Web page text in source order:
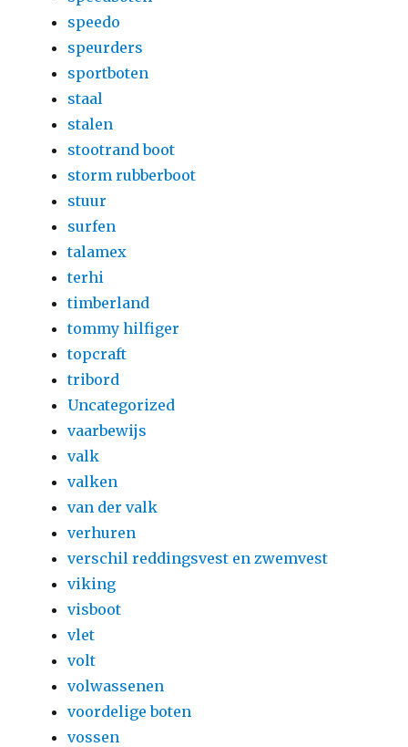
speedo
speurders
sportboten
staal
stalen
stootrand boot
storm rubberboot
stuur
surfen
talamex
terhi
timberland
tommy hilfiger
topcraft
tribord
Uncategorized
vaarbewijs
valk
valken
van der valk
verhuren
verschil reddingsvest en zwemvest
viking
visboot
vlet
volt
volwassenen
voordelige boten
vossen